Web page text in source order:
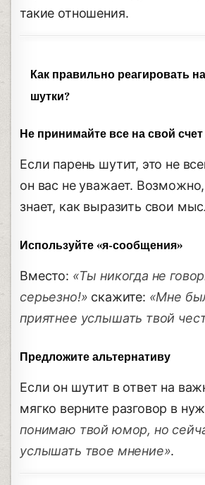
такие отношения.
Как правильно реагировать
шутки?
Не принимайте все на свой счет
Если парень шутит, это не
он вас не уважает.
знает, как выразить свои
Используйте «я-сообщения»
Вместо: «Ты никогда не
серьезно!» скажите: «Мне
приятнее услышать твой
Предложите альтернативу
Если он шутит в ответ на
мягко верните разговор в
понимаю твой юмор, но
услышать твое мнение».